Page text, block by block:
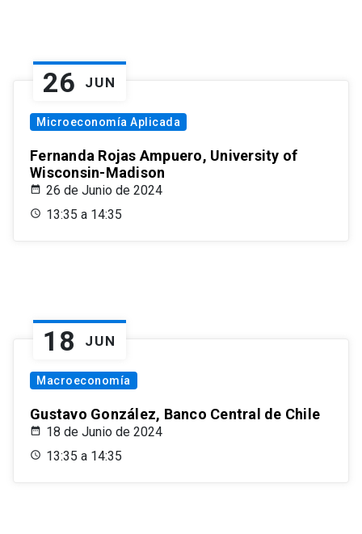
26 JUN
Microeconomía Aplicada
Fernanda Rojas Ampuero, University of
Wisconsin-Madison
26 de Junio de 2024
13:35 a 14:35
18 JUN
Macroeconomía
Gustavo González, Banco Central de Chile
18 de Junio de 2024
13:35 a 14:35